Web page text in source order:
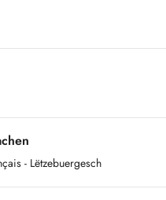
- Lëtzebuergesch